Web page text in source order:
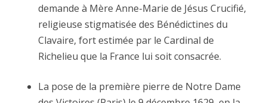
demande à Mère Anne-Marie de Jésus Crucifié,
religieuse stigmatisée des Bénédictines du
Clavaire, fort estimée par le Cardinal de
Richelieu que la France lui soit consacrée.
La pose de la première pierre de Notre Dame